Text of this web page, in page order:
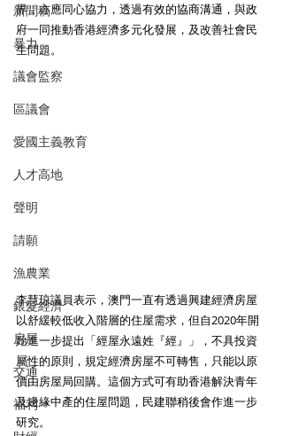
新聞稿
暴力
議會監察
區議會
愛國主義教育
人才高地
聲明
請願
漁農業
銀髮經濟
房屋
交通
福利
界，亦應同心協力，透過有效的協商溝通，與政
府一同推動香港經濟多元化發展，及改善社會民
生問題。
李慧琼議員表示，澳門一直有透過興建經濟房屋
以舒緩較低收入階層的住屋需求，但自2020年開
始進一步提出「經屋永遠姓『經』」，不具投資
屬性的原則，規定經濟房屋不可轉售，只能以原
價由房屋局回購。這個方式可有助香港解決青年
及邊緣中產的住屋問題，民建聯稍後會作進一步
研究。